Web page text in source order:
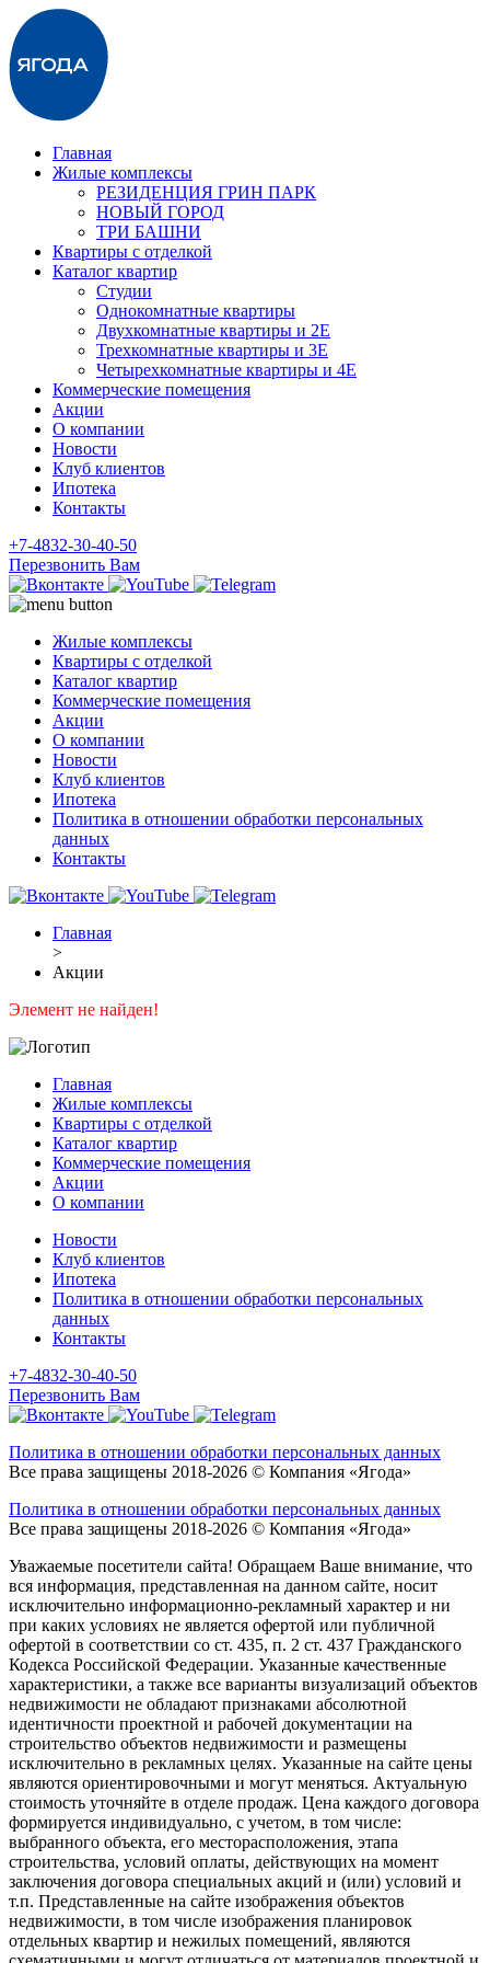
Главная
Жилые комплексы
РЕЗИДЕНЦИЯ ГРИН ПАРК
НОВЫЙ ГОРОД
ТРИ БАШНИ
Квартиры с отделкой
Каталог квартир
Студии
Однокомнатные квартиры
Двухкомнатные квартиры и 2E
Трехкомнатные квартиры и 3E
Четырехкомнатные квартиры и 4E
Коммерческие помещения
Акции
О компании
Новости
Клуб клиентов
Ипотека
Контакты
+7-4832-30-40-50
Перезвонить Вам
Жилые комплексы
Квартиры с отделкой
Каталог квартир
Коммерческие помещения
Акции
О компании
Новости
Клуб клиентов
Ипотека
Политика в отношении обработки персональных
данных
Контакты
Главная
>
Акции
Элемент не найден!
Главная
Жилые комплексы
Квартиры с отделкой
Каталог квартир
Коммерческие помещения
Акции
О компании
Новости
Клуб клиентов
Ипотека
Политика в отношении обработки персональных
данных
Контакты
+7-4832-30-40-50
Перезвонить Вам
Политика в отношении обработки персональных данных
Все права защищены 2018-2026 © Компания «Ягода»
Политика в отношении обработки персональных данных
Все права защищены 2018-2026 © Компания «Ягода»
Уважаемые посетители сайта! Обращаем Ваше внимание, что
вся информация, представленная на данном сайте, носит
исключительно информационно-рекламный характер и ни
при каких условиях не является офертой или публичной
офертой в соответствии со ст. 435, п. 2 ст. 437 Гражданского
Кодекса Российской Федерации. Указанные качественные
характеристики, а также все варианты визуализаций объектов
недвижимости не обладают признаками абсолютной
идентичности проектной и рабочей документации на
строительство объектов недвижимости и размещены
исключительно в рекламных целях. Указанные на сайте цены
являются ориентировочными и могут меняться. Актуальную
стоимость уточняйте в отделе продаж. Цена каждого договора
формируется индивидуально, с учетом, в том числе:
выбранного объекта, его месторасположения, этапа
строительства, условий оплаты, действующих на момент
заключения договора специальных акций и (или) условий и
т.п. Представленные на сайте изображения объектов
недвижимости, в том числе изображения планировок
отдельных квартир и нежилых помещений, являются